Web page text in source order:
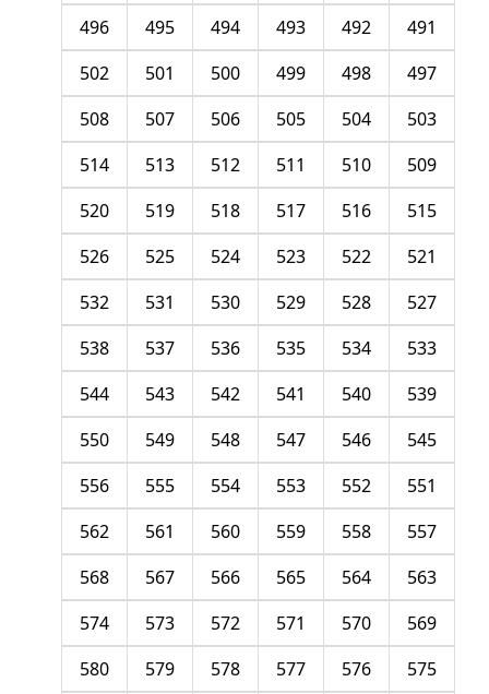
491
492
493
494
495
496
497
498
499
500
501
502
503
504
505
506
507
508
509
510
511
512
513
514
515
516
517
518
519
520
521
522
523
524
525
526
527
528
529
530
531
532
533
534
535
536
537
538
539
540
541
542
543
544
545
546
547
548
549
550
551
552
553
554
555
556
557
558
559
560
561
562
563
564
565
566
567
568
569
570
571
572
573
574
575
576
577
578
579
580